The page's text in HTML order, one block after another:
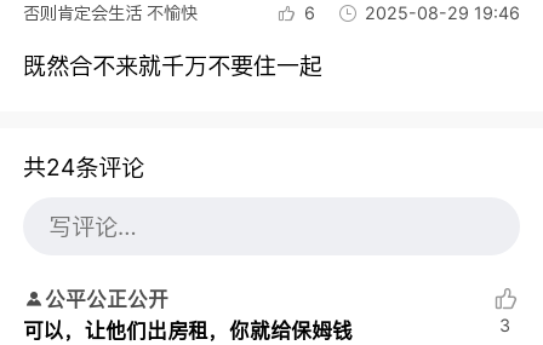
否则肯定会生活 不愉快 6 2025-08-29 19:46
既然合不来就千万不要住一起
共24条评论
公平公正公开
可以，让他们出房租，你就给保姆钱
3